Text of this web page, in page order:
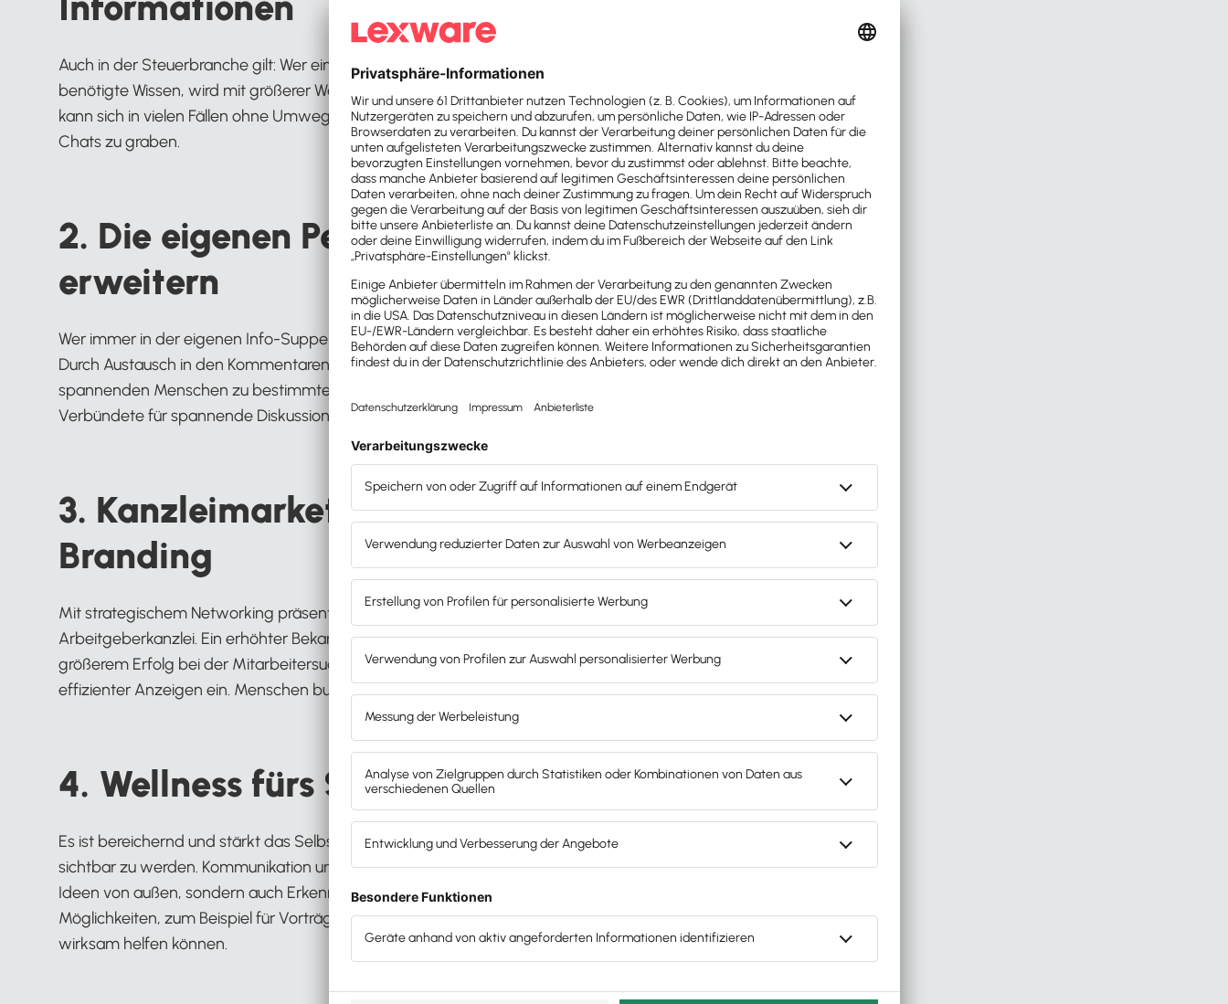
Auch in der Steuerbranche gilt: Wer eine:n kennt, der/die eine:n kennt, kommt schneller an das
benötigte Wissen, wird mit größerer Wahrscheinlichkeit eingeladen zu interessantem Austausch und
kann sich in vielen Fällen ohne Umwege an die Quelle wenden, statt im Trüben der Foren und Service-
Chats zu graben.
2. Die eigenen Perspektiven dank Austausch
erweitern
Wer immer in der eigenen Info-Suppe bleibt, wird keine wesentliche Entwicklung durchlaufen können.
Durch Austausch in den Kommentaren der sozialen Medien, Branchen-Events und die Verknüpfung mit
spannenden Menschen zu bestimmten Themen lernen Sie neue Sichtweisen kennen, finden
Verbündete für spannende Diskussionen und Experten, die konkret helfen.
3. Kanzleimarketing und Employer
Branding
Mit strategischem Networking präsentieren Sie sich in der Bubble Ihrer Wahl als attraktive
Arbeitgeberkanzlei. Ein erhöhter Bekanntheitsgrad in Kombination mit neuen Kontakten führt zu
größerem Erfolg bei der Mitarbeitersuche, spart damit auch das Schalten teurer und nicht immer
effizienter Anzeigen ein. Menschen buchen bei Menschen, Networking hilft dabei sehr.
4. Wellness fürs Selbstwertgefühl
Es ist bereichernd und stärkt das Selbstvertrauen, mit dem eigenen Wissen im passenden Umfeld
sichtbar zu werden. Kommunikation und der Austausch mit anderen Experten bringen nicht nur neue
Ideen von außen, sondern auch Erkenntnisse über sich selbst. Damit öffnen sich in der Regel weitere
Möglichkeiten, zum Beispiel für Vorträge oder Gastbeiträge/-auftritte, die Ihrem Kanzleimarketing sehr
wirksam helfen können.